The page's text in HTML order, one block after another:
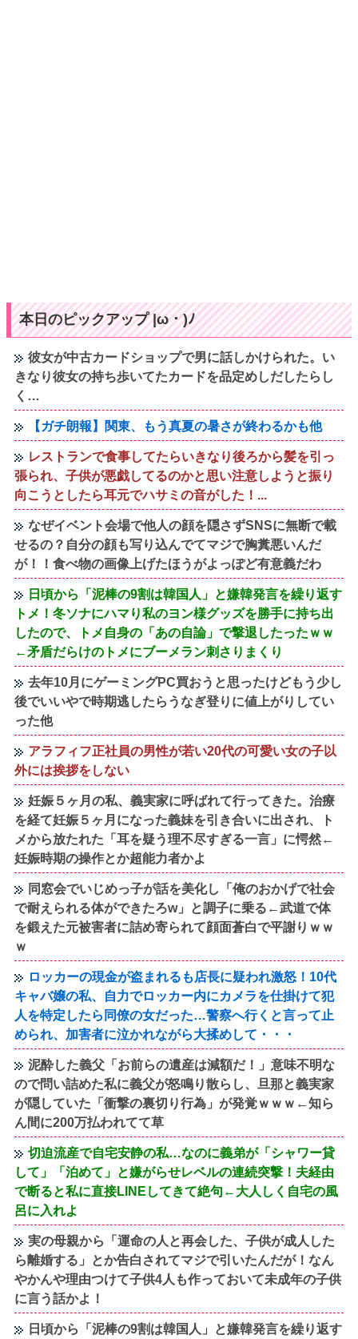
本日のピックアップ |ω・)ﾉ
彼女が中古カードショップで男に話しかけられた。い
きなり彼女の持ち歩いてたカードを品定めしだしたらし
く…
【ガチ朗報】関東、もう真夏の暑さが終わるかも他
レストランで食事してたらいきなり後ろから髪を引っ
張られ、子供が悪戯してるのかと思い注意しようと振り
向こうとしたら耳元でハサミの音がした！...
なぜイベント会場で他人の顔を隠さずSNSに無断で載
せるの？自分の顔も写り込んでてマジで胸糞悪いんだ
が！！食べ物の画像上げたほうがよっぽど有意義だわ
日頃から「泥棒の9割は韓国人」と嫌韓発言を繰り返す
トメ！冬ソナにハマり私のヨン様グッズを勝手に持ち出
したので、トメ自身の「あの自論」で撃退したったｗｗ
←矛盾だらけのトメにブーメラン刺さりまくり
去年10月にゲーミングPC買おうと思ったけどもう少し
後でいいやで時期逃したらうなぎ登りに値上がりしてい
った他
アラフィフ正社員の男性が若い20代の可愛い女の子以
外には挨拶をしない
妊娠５ヶ月の私、義実家に呼ばれて行ってきた。治療
を経て妊娠５ヶ月になった義妹を引き合いに出され、ト
メから放たれた「耳を疑う理不尽すぎる一言」に愕然←
妊娠時期の操作とか超能力者かよ
同窓会でいじめっ子が話を美化し「俺のおかげで社会
で耐えられる体ができたろw」と調子に乗る←武道で体
を鍛えた元被害者に詰め寄られて顔面蒼白で平謝りｗｗ
ｗ
ロッカーの現金が盗まれるも店長に疑われ激怒！10代
キャバ嬢の私、自力でロッカー内にカメラを仕掛けて犯
人を特定したら同僚の女だった…警察へ行くと言って止
められ、加害者に泣かれながら大揉めして・・・
泥酔した義父「お前らの遺産は減額だ！」意味不明な
ので問い詰めた私に義父が怒鳴り散らし、旦那と義実家
が隠していた「衝撃の裏切り行為」が発覚ｗｗｗ←知ら
ん間に200万払われてて草
切迫流産で自宅安静の私…なのに義弟が「シャワー貸
して」「泊めて」と嫌がらせレベルの連続突撃！夫経由
で断ると私に直接LINEしてきて絶句←大人しく自宅の風
呂に入れよ
実の母親から「運命の人と再会した、子供が成人した
ら離婚する」とか告白されてマジで引いたんだが！なん
やかんや理由つけて子供4人も作っておいて未成年の子供
に言う話かよ！
日頃から「泥棒の9割は韓国人」と嫌韓発言を繰り返す